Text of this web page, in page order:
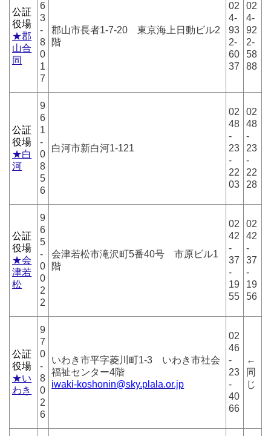
公証
役場
★郡
山合
同
6
3
-
8
0
1
7
郡山市長者1-7-20 東京海上日動ビル2
階
02
4-
93
2-
60
37
02
4-
92
2-
58
88
公証
役場
★白
河
9
6
1
-
0
8
5
6
白河市新白河1-121
02
48
-
23
-
22
03
02
48
-
23
-
22
28
公証
役場
★会
津若
松
9
6
5
-
0
0
2
2
会津若松市滝沢町5番40号 市原ビル1
階
02
42
-
37
-
19
55
02
42
-
37
-
19
56
公証
役場
★い
わき
9
7
0
-
8
0
2
6
いわき市平字菱川町1-3 いわき市社会
福祉センター4階
iwaki-koshonin@sky.plala.or.jp
02
46
-
23
-
40
66
←
同
じ